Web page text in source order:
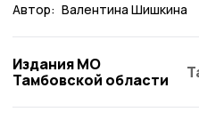
Автор: Валентина Шишкина
Издания МО
Тамбовской области